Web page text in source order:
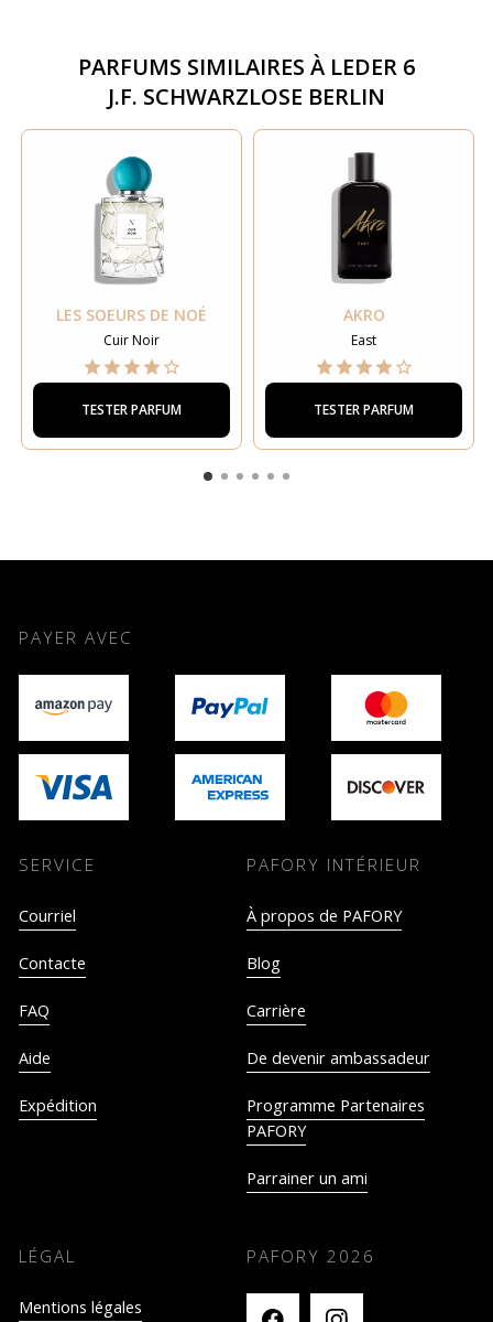
PARFUMS SIMILAIRES À LEDER 6
J.F. SCHWARZLOSE BERLIN
LES SOEURS DE NOÉ
Cuir Noir
TESTER PARFUM
AKRO
East
TESTER PARFUM
PAYER AVEC
SERVICE
Courriel
Contacte
FAQ
Aide
Expédition
PAFORY INTÉRIEUR
À propos de PAFORY
Blog
Carrière
De devenir ambassadeur
Programme Partenaires
PAFORY
Parrainer un ami
LÉGAL
Mentions légales
PAFORY 2026